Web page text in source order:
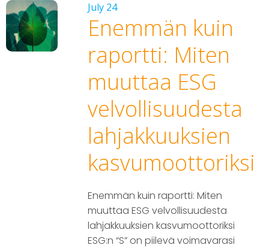
July 24
Enemmän kuin
raportti: Miten
muuttaa ESG
velvollisuudesta
lahjakkuuksien
kasvumoottoriksi
Enemmän kuin raportti: Miten
muuttaa ESG velvollisuudesta
lahjakkuuksien kasvumoottoriksi
ESG:n “S” on piilevä voimavarasi